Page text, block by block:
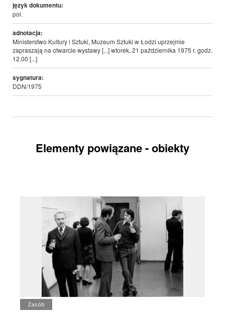
język dokumentu:
pol.
adnotacja:
Ministerstwo Kultury i Sztuki, Muzeum Sztuki w Łodzi uprzejmie
zapraszają na otwarcie wystawy [...] wtorek, 21 października 1975 r. godz.
12.00 [...]
sygnatura:
DDN/1975
Elementy powiązane - obiekty
Zasób